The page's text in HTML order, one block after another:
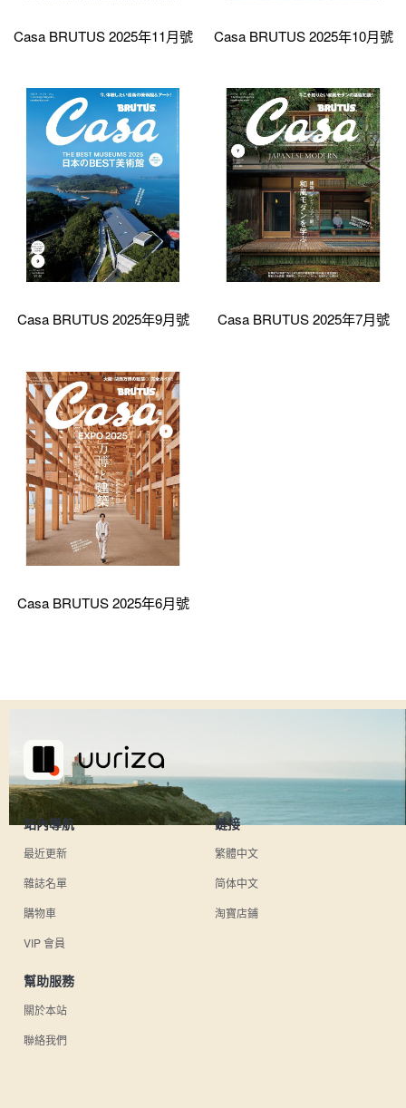
Casa BRUTUS 2025年11月號 Casa BRUTUS 2025年10月號
Casa BRUTUS 2025年9月號 Casa BRUTUS 2025年7月號
Casa BRUTUS 2025年6月號
站內導航
最近更新
雜誌名單
購物車
VIP 會員
鏈接
繁體中文
简体中文
淘寶店鋪
幫助服務
關於本站
聯絡我們